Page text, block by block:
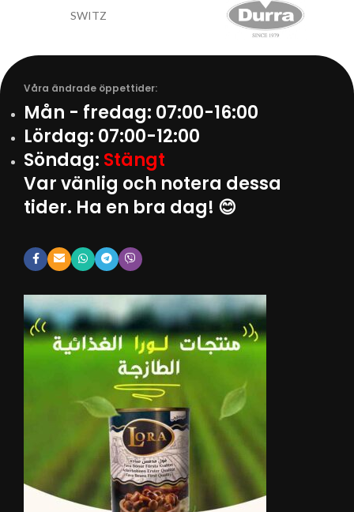
SWITZ
Våra ändrade öppettider:
Mån - fredag: 07:00-16:00
Lördag: 07:00-12:00
Söndag: Stängt
Var vänlig och notera dessa
tider. Ha en bra dag! 😊